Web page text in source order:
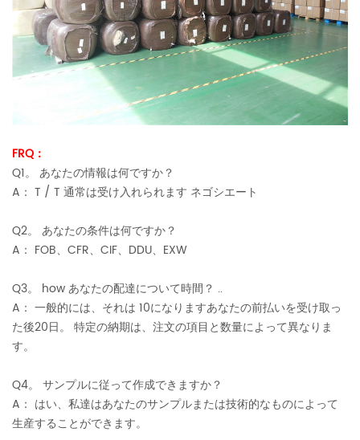
FRQ：
Q1。 あなたの情報は何ですか？
A： T / T 通常は受け入れられます ネゴシエート
Q2。 あなたの条件は何ですか？
A： FOB、CFR、CIF、DDU、EXW
Q3。 how あなたの配達について時間？ ..
A： 一般的には、それは 10になりますあなたの前払いを受け取っ
た後20日。 特定の納期は、注文の項目と数量によって異なりま
す。
Q4。 サンプルに従って作成できますか？
A： はい、私達はあなたのサンプルまたは技術的なものによって
生産することができます。